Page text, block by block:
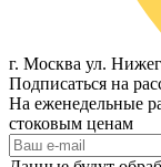
г. Москва ул.
Подписаться на
На еженедельные
стоковым ценам